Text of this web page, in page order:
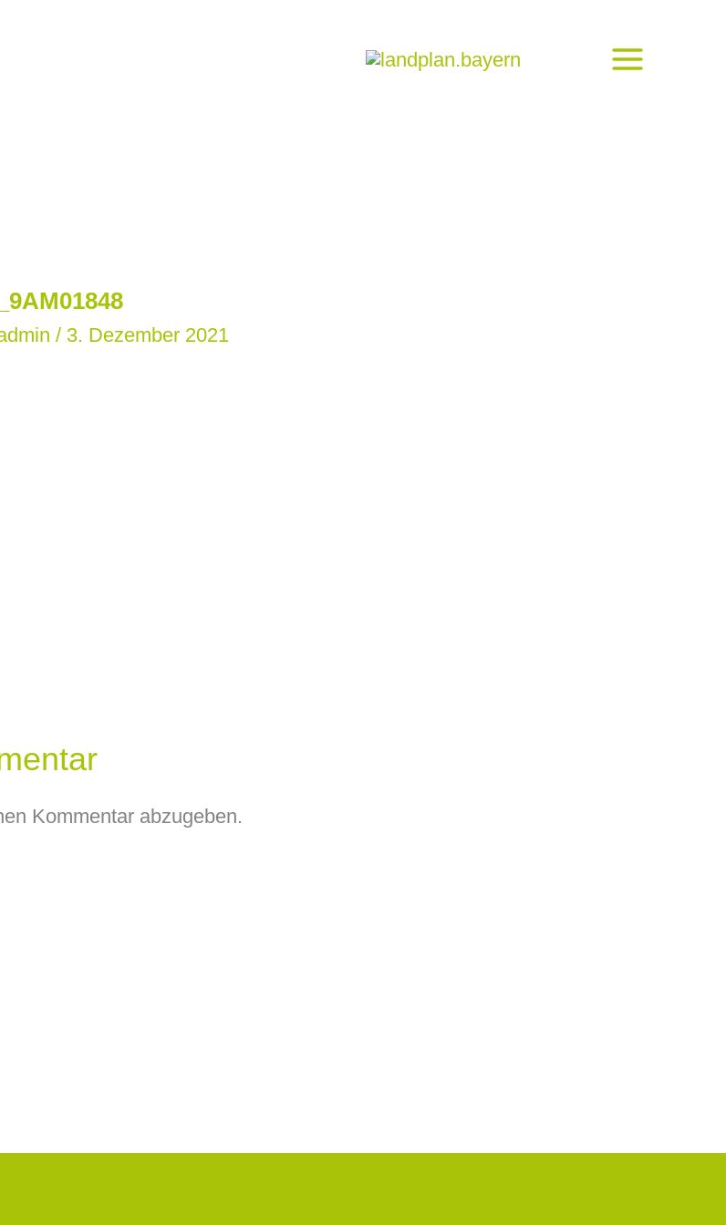
/ 3. Dezember 2021
Kommentar abzugeben.